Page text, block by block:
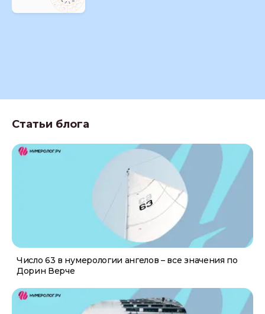
Статьи блога
Число 63 в нумерологии ангелов – все значения по
Дорин Верче